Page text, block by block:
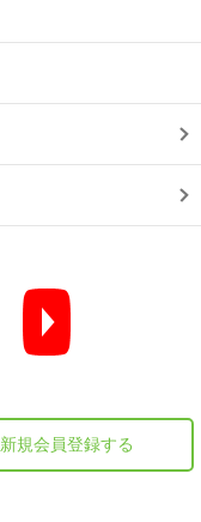
新規会員登録する